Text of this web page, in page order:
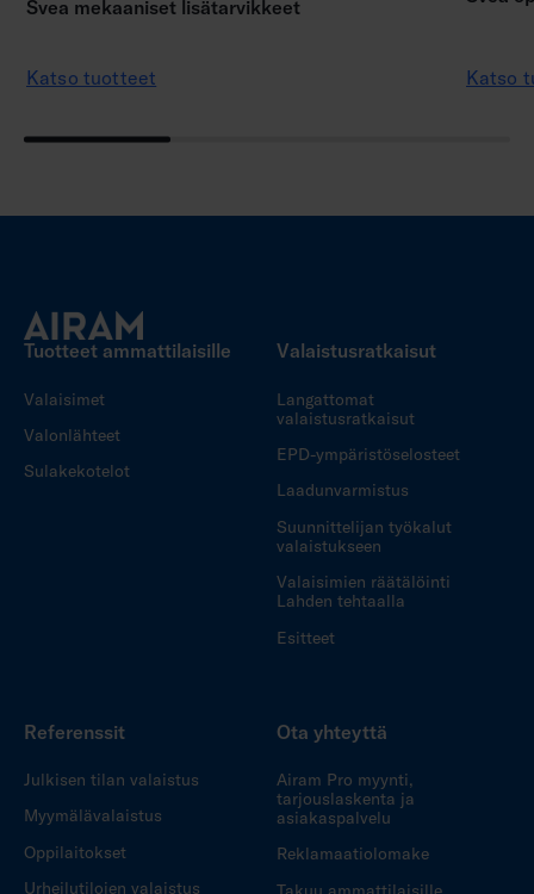
Svea mekaaniset lisätarvikkeet
Katso tuotteet Katso
Tuotteet ammattilaisille
Valaisimet
Valonlähteet
Sulakekotelot
Valaistusratkaisut
Langattomat
valaistusratkaisut
EPD-ympäristöselosteet
Laadunvarmistus
Suunnittelijan työkalut
valaistukseen
Valaisimien räätälöinti
Lahden tehtaalla
Esitteet
Referenssit
Julkisen tilan valaistus
Myymälävalaistus
Oppilaitokset
Urheilutilojen valaistus
Ota yhteyttä
Airam Pro myynti,
tarjouslaskenta ja
asiakaspalvelu
Reklamaatiolomake